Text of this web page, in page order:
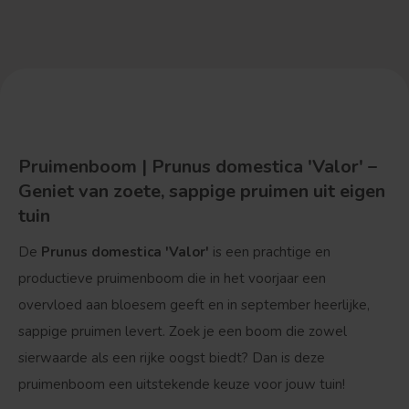
Pruimenboom | Prunus domestica 'Valor' –
Geniet van zoete, sappige pruimen uit eigen
tuin
De Prunus domestica 'Valor' is een prachtige en
productieve pruimenboom die in het voorjaar een
overvloed aan bloesem geeft en in september heerlijke,
sappige pruimen levert. Zoek je een boom die zowel
sierwaarde als een rijke oogst biedt? Dan is deze
pruimenboom een uitstekende keuze voor jouw tuin!